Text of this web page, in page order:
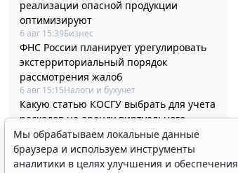
реализации опасной продукции
оптимизируют
6 авг 15:39Бизнес
ФНС России планирует урегулировать
экстерриториальный порядок
рассмотрения жалоб
6 авг 15:15Налоги и бухучет
Какую статью КОСГУ выбрать для учета
расходов на аренду виртуального
сервера
6 авг 14:54Бюджетный учет
Президент РФ отменил спецрежим для
Мы обрабатываем локальные данные
браузера и используем инструменты
аналитики в целях улучшения и обеспечения